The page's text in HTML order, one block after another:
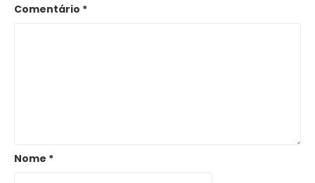
Comentário *
Nome *